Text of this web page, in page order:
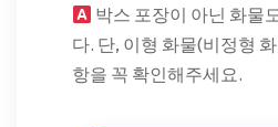
박스 포장이 아닌 화물
다. 단, 이형 화물(비정형
항을 꼭 확인해주세요.